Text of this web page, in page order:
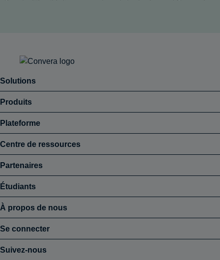
Solutions
Produits
Plateforme
Centre de ressources
Partenaires
Étudiants
À propos de nous
Se connecter
Suivez-nous